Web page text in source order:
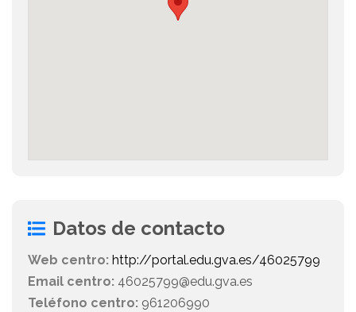
Datos de contacto
Web centro: http://portal.edu.gva.es/46025799
Email centro: 46025799@edu.gva.es
Teléfono centro: 961206990